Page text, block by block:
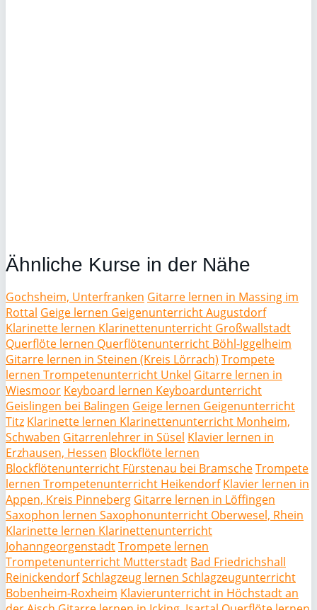
Ähnliche Kurse in der Nähe
Gochsheim, Unterfranken Gitarre lernen in Massing im
Rottal Geige lernen Geigenunterricht Augustdorf
Klarinette lernen Klarinettenunterricht Großwallstadt
Querflöte lernen Querflötenunterricht Böhl-Iggelheim
Gitarre lernen in Steinen (Kreis Lörrach) Trompete
lernen Trompetenunterricht Unkel Gitarre lernen in
Wiesmoor Keyboard lernen Keyboardunterricht
Geislingen bei Balingen Geige lernen Geigenunterricht
Titz Klarinette lernen Klarinettenunterricht Monheim,
Schwaben Gitarrenlehrer in Süsel Klavier lernen in
Erzhausen, Hessen Blockflöte lernen
Blockflötenunterricht Fürstenau bei BramscheTrompete
lernen Trompetenunterricht Heikendorf Klavier lernen in
Appen, Kreis Pinneberg Gitarre lernen in Löffingen
Saxophon lernen Saxophonunterricht Oberwesel, Rhein
Klarinette lernen Klarinettenunterricht
JohanngeorgenstadtTrompete lernen
Trompetenunterricht Mutterstadt Bad Friedrichshall
ReinickendorfSchlagzeug lernen Schlagzeugunterricht
Bobenheim-Roxheim Klavierunterricht in Höchstadt an